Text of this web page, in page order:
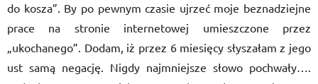
do kosza”. By po pewnym czasie ujrzeć moje beznadziejne
prace na stronie internetowej umieszczone przez
„ukochanego”. Dodam, iż przez 6 miesięcy słyszałam z jego
ust samą negację. Nigdy najmniejsze słowo pochwały….